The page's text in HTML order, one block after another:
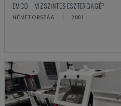
EMCO - VÍZSZINTES ESZTERGAGÉP
NÉMETORSZÁG 2001